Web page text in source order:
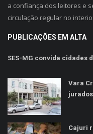
a confiança dos leitores e
circulação regular no
PUBLICAÇÕES EM ALTA
SES-MG convida cidades
Vara
Cajuri